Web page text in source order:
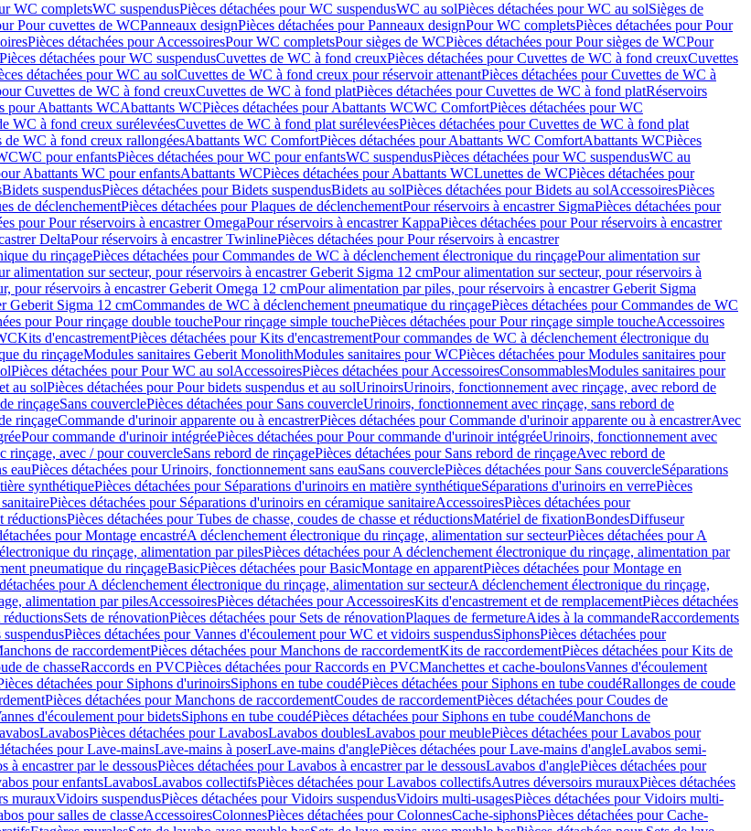
WC completsWC suspendusPièces détachées pour WC suspendusWC au solPièces détachées pour WC au solSièges de
Pour cuvettes de WCPanneaux designPièces détachées pour Panneaux designPour WC completsPièces détachées pour Pour
Pièces détachées pour AccessoiresPour WC completsPour sièges de WCPièces détachées pour Pour sièges de WCPour
Pièces détachées pour WC suspendusCuvettes de WC à fond creuxPièces détachées pour Cuvettes de WC à fond creuxCuvettes
détachées pour WC au solCuvettes de WC à fond creux pour réservoir attenantPièces détachées pour Cuvettes de WC à
Cuvettes de WC à fond creuxCuvettes de WC à fond platPièces détachées pour Cuvettes de WC à fond platRéservoirs
pour Abattants WCAbattants WCPièces détachées pour Abattants WCWC ComfortPièces détachées pour WC
WC à fond creux surélevéesCuvettes de WC à fond plat surélevéesPièces détachées pour Cuvettes de WC à fond plat
de WC à fond creux rallongéesAbattants WC ComfortPièces détachées pour Abattants WC ComfortAbattants WCPièces
WC pour enfantsPièces détachées pour WC pour enfantsWC suspendusPièces détachées pour WC suspendusWC au
Abattants WC pour enfantsAbattants WCPièces détachées pour Abattants WCLunettes de WCPièces détachées pour
Bidets suspendusPièces détachées pour Bidets suspendusBidets au solPièces détachées pour Bidets au solAccessoiresPièces
de déclenchementPièces détachées pour Plaques de déclenchementPour réservoirs à encastrer SigmaPièces détachées pour
pour Pour réservoirs à encastrer OmegaPour réservoirs à encastrer KappaPièces détachées pour Pour réservoirs à encastrer
DeltaPour réservoirs à encastrer TwinlinePièces détachées pour Pour réservoirs à encastrer
du rinçagePièces détachées pour Commandes de WC à déclenchement électronique du rinçagePour alimentation sur
alimentation sur secteur, pour réservoirs à encastrer Geberit Sigma 12 cmPour alimentation sur secteur, pour réservoirs à
pour réservoirs à encastrer Geberit Omega 12 cmPour alimentation par piles, pour réservoirs à encastrer Geberit Sigma
Geberit Sigma 12 cmCommandes de WC à déclenchement pneumatique du rinçagePièces détachées pour Commandes de WC
pour Pour rinçage double touchePour rinçage simple touchePièces détachées pour Pour rinçage simple toucheAccessoires
Kits d'encastrementPièces détachées pour Kits d'encastrementPour commandes de WC à déclenchement électronique du
du rinçageModules sanitaires Geberit MonolithModules sanitaires pour WCPièces détachées pour Modules sanitaires pour
Pièces détachées pour Pour WC au solAccessoiresPièces détachées pour AccessoiresConsommablesModules sanitaires pour
au solPièces détachées pour Pour bidets suspendus et au solUrinoirsUrinoirs, fonctionnement avec rinçage, avec rebord de
rinçageSans couverclePièces détachées pour Sans couvercleUrinoirs, fonctionnement avec rinçage, sans rebord de
rinçageCommande d'urinoir apparente ou à encastrerPièces détachées pour Commande d'urinoir apparente ou à encastrerAvec
Pour commande d'urinoir intégréePièces détachées pour Pour commande d'urinoir intégréeUrinoirs, fonctionnement avec
rinçage, avec / pour couvercleSans rebord de rinçagePièces détachées pour Sans rebord de rinçageAvec rebord de
eauPièces détachées pour Urinoirs, fonctionnement sans eauSans couverclePièces détachées pour Sans couvercleSéparations
synthétiquePièces détachées pour Séparations d'urinoirs en matière synthétiqueSéparations d'urinoirs en verrePièces
Pièces détachées pour Séparations d'urinoirs en céramique sanitaireAccessoiresPièces détachées pour
réductionsPièces détachées pour Tubes de chasse, coudes de chasse et réductionsMatériel de fixationBondesDiffuseur
pour Montage encastréA déclenchement électronique du rinçage, alimentation sur secteurPièces détachées pour A
du rinçage, alimentation par pilesPièces détachées pour A déclenchement électronique du rinçage, alimentation par
pneumatique du rinçageBasicPièces détachées pour BasicMontage en apparentPièces détachées pour Montage en
pour A déclenchement électronique du rinçage, alimentation sur secteurA déclenchement électronique du rinçage,
alimentation par pilesAccessoiresPièces détachées pour AccessoiresKits d'encastrement et de remplacementPièces détachées
réductionsSets de rénovationPièces détachées pour Sets de rénovationPlaques de fermetureAides à la commandeRaccordements
Pièces détachées pour Vannes d'écoulement pour WC et vidoirs suspendusSiphonsPièces détachées pour
de raccordementPièces détachées pour Manchons de raccordementKits de raccordementPièces détachées pour Kits de
de chasseRaccords en PVCPièces détachées pour Raccords en PVCManchettes et cache-boulonsVannes d'écoulement
détachées pour Siphons d'urinoirsSiphons en tube coudéPièces détachées pour Siphons en tube coudéRallonges de coude
Pièces détachées pour Manchons de raccordementCoudes de raccordementPièces détachées pour Coudes de
d'écoulement pour bidetsSiphons en tube coudéPièces détachées pour Siphons en tube coudéManchons de
LavabosPièces détachées pour LavabosLavabos doublesLavabos pour meublePièces détachées pour Lavabos pour
pour Lave-mainsLave-mains à poserLave-mains d'anglePièces détachées pour Lave-mains d'angleLavabos semi-
à encastrer par le dessousPièces détachées pour Lavabos à encastrer par le dessousLavabos d'anglePièces détachées pour
pour enfantsLavabosLavabos collectifsPièces détachées pour Lavabos collectifsAutres déversoirs murauxPièces détachées
murauxVidoirs suspendusPièces détachées pour Vidoirs suspendusVidoirs multi-usagesPièces détachées pour Vidoirs multi-
pour salles de classeAccessoiresColonnesPièces détachées pour ColonnesCache-siphonsPièces détachées pour Cache-